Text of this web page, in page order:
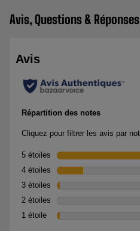
Avis, Questions & Réponses